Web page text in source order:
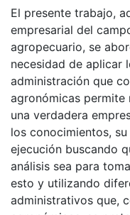
El presente trabajo,
empresarial del
agropecuario, se
necesidad de aplicar
administración que
agronómicas permite
una verdadera
los conocimientos,
ejecución buscando
análisis sea para
esto y utilizando
administrativos que,